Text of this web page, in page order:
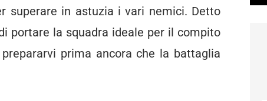
superare in astuzia i vari nemici. Detto
portare la squadra ideale per il compito
prima ancora che la battaglia